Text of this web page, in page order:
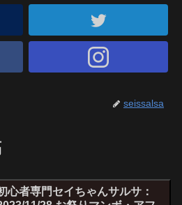
seissalsa
心者専門セイちゃんサルサ：